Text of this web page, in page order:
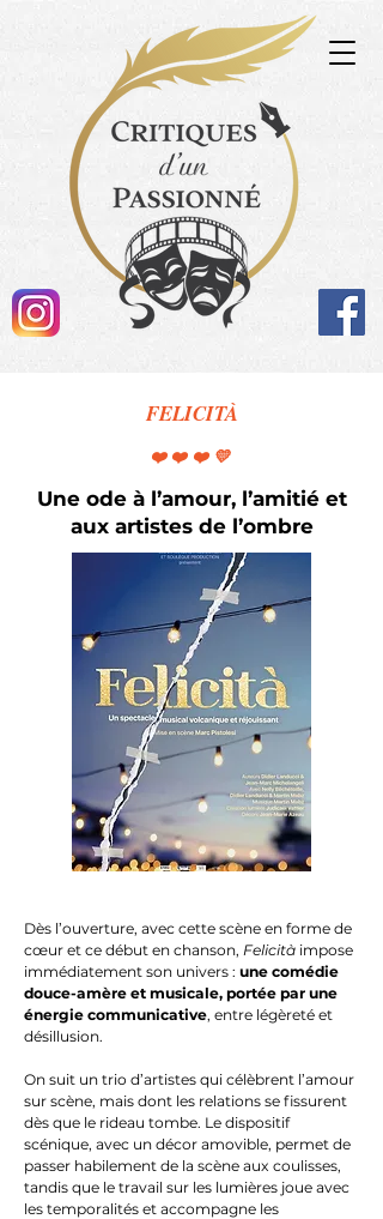
FELICITÀ
❤️❤️❤️💛
Une ode à l’amour, l’amitié et
aux artistes de l’ombre
Dès l’ouverture, avec cette scène en forme de
cœur et ce début en chanson, Felicità impose
immédiatement son univers : une comédie
douce-amère et musicale, portée par une
énergie communicative, entre légèreté et
désillusion.
On suit un trio d’artistes qui célèbrent l’amour
sur scène, mais dont les relations se fissurent
dès que le rideau tombe. Le dispositif
scénique, avec un décor amovible, permet de
passer habilement de la scène aux coulisses,
tandis que le travail sur les lumières joue avec
les temporalités et accompagne les